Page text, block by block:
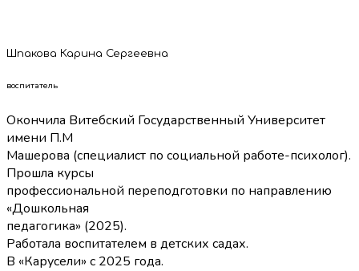
Шпакова Карина Сергеевна
воспитатель
Окончила Витебский Государственный Университет
имени П.М
Машерова (специалист по социальной работе-психолог).
Прошла курсы
профессиональной переподготовки по направлению
«Дошкольная
педагогика» (2025).
Работала воспитателем в детских садах.
В «Карусели» с 2025 года.